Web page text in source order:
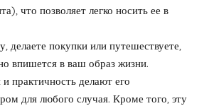
что позволяет легко носить ее в
делаете покупки или путешествуете,
впишется в ваш образ жизни.
практичность делают его
для любого случая. Кроме того, эту